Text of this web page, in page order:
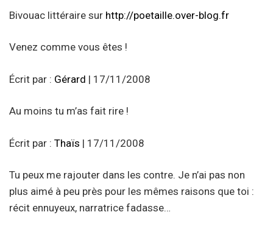
Bivouac littéraire sur http://poetaille.over-blog.fr
Venez comme vous êtes !
Écrit par : Gérard | 17/11/2008
Au moins tu m’as fait rire !
Écrit par : Thaïs | 17/11/2008
Tu peux me rajouter dans les contre. Je n’ai pas non
plus aimé à peu près pour les mêmes raisons que toi :
récit ennuyeux, narratrice fadasse…